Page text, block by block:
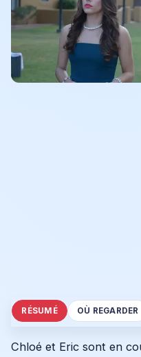
RÉSUMÉ OÙ REGARDER
Chloé et Eric sont en